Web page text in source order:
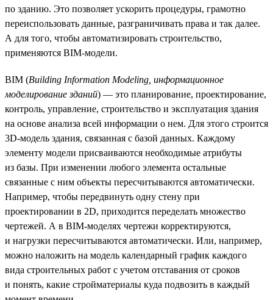
по зданию. Это позволяет ускорить процедуры, грамотно
переиспользовать данные, разграничивать права и так далее.
А для того, чтобы автоматизировать строительство,
применяются BIM-модели.
BIM (Building Information Modeling, информационное
моделирование зданий) — это планирование, проектирование,
контроль, управление, строительство и эксплуатация здания
на основе анализа всей информации о нем. Для этого строится
3D-модель здания, связанная с базой данных. Каждому
элементу модели присваиваются необходимые атрибуты
из базы. При изменении любого элемента остальные
связанные с ним объекты пересчитываются автоматически.
Например, чтобы передвинуть одну стену при
проектировании в 2D, приходится переделать множество
чертежей. А в BIM-моделях чертежи корректируются,
и нагрузки пересчитываются автоматически. Или, например,
можно наложить на модель календарный график каждого
вида строительных работ с учетом отставания от сроков
и понять, какие стройматериалы куда подвозить в каждый